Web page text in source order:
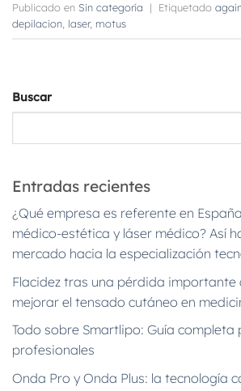
Publicado en Sin categoría | Etiquetado
depilacion laser, motus
Buscar
Entradas recientes
¿Qué empresa es referente en
médico-estética y láser médico? Así
mercado hacia la especialización
Flacidez tras una pérdida importante
mejorar el tensado cutáneo en
Todo sobre Smartlipo: Guía completa
profesionales
Onda Pro y Onda Plus: la tecnología